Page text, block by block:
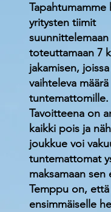
Tapahtumamme
yritysten tiimit
suunnittelemaan
toteuttamaan 7
jakamisen,
vaihteleva määrä
tuntemattomille.
Tavoitteena on
kaikki pois ja
joukkue voi
tuntemattomat
maksamaan sen
Temppu on, että
ensimmäiselle